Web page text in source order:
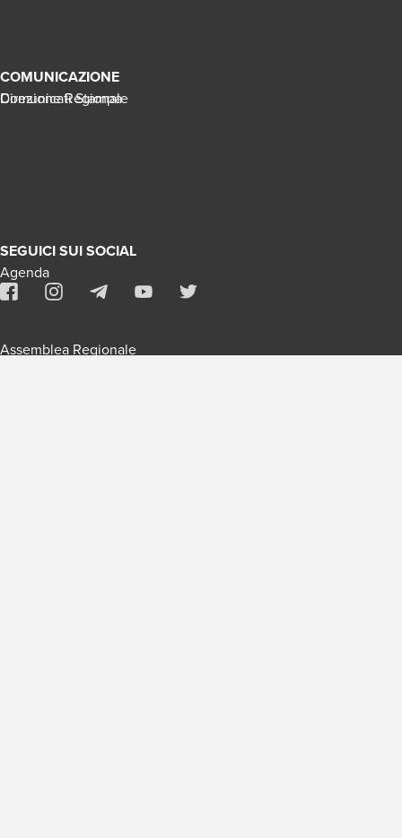
Direzione Regionale
Assemblea Regionale
COMUNICAZIONE
Comunicati Stampa
Agenda
SEGUICI SUI SOCIAL